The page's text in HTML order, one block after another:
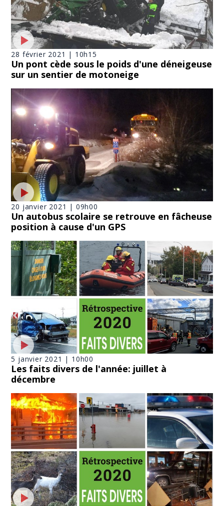
28 février 2021 | 10h15
Un pont cède sous le poids d'une déneigeuse
sur un sentier de motoneige
20 janvier 2021 | 09h00
Un autobus scolaire se retrouve en fâcheuse
position à cause d'un GPS
5 janvier 2021 | 10h00
Les faits divers de l'année: juillet à
décembre